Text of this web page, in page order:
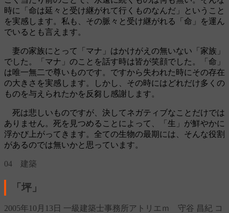
時に「命は延々と受け継がれて行くものなんだ」ということ
を実感します。私も、その脈々と受け継がれる「命」を運ん
でいるとも言えます。
妻の家族にとって「マナ」はかけがえの無いない「家族」
でした。「マナ」のことを話す時は皆が笑顔でした。「命」
は唯一無二で尊いものです。ですから失われた時にその存在
の大きさを実感します。しかし、その時にはどれだけ多くの
ものを与えられたかを反芻し感謝します。
死は悲しいものですが、決してネガティブなことだけでは
ありません。死を見つめることによって、「生」が鮮やかに
浮かび上がってきます。全ての生物の最期には、そんな役割
があるのでは無いかと思っています。
04 建築
「坪」
2005年10月13日 一級建築士事務所アトリエｍ 守谷 昌紀 コ